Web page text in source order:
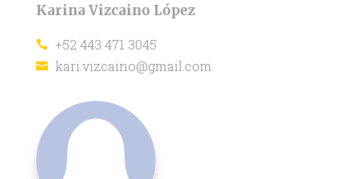
Karina Vizcaino López
 +52 443 471 3045
 kari.vizcaino@gmail.com